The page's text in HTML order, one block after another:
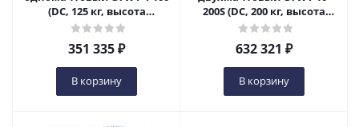
(DC, 125 кг, высота
подъема 4 м) SMART в
351 335₽
В корзину
200S (DC, 200 кг, высота
подъема 10 м) SMART в
632 321 ₽
В корзину